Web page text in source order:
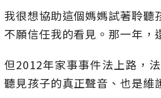
我很想協助這個媽媽試著聆聽
不願信任我的看見。那一年，
但2012年家事事件法上路，
聽見孩子的真正聲音、也是維